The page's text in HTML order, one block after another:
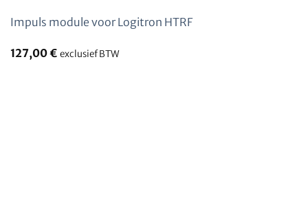
Impuls module voor Logitron HTRF
127,00€ exclusief BTW